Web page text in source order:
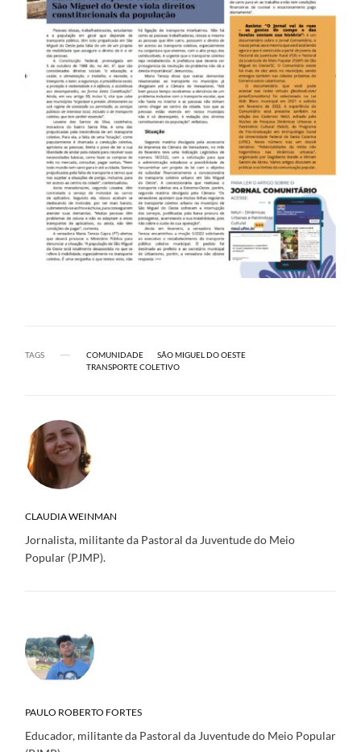
TAGS COMUNIDADE
SÃO MIGUEL DO OESTE
TRANSPORTE COLETIVO
CLAUDIA WEINMAN
Jornalista, militante da Pastoral da Juventude do Meio
Popular (PJMP).
PAULO ROBERTO FORTES
Educador, militante da Pastoral da Juventude do Meio Popular